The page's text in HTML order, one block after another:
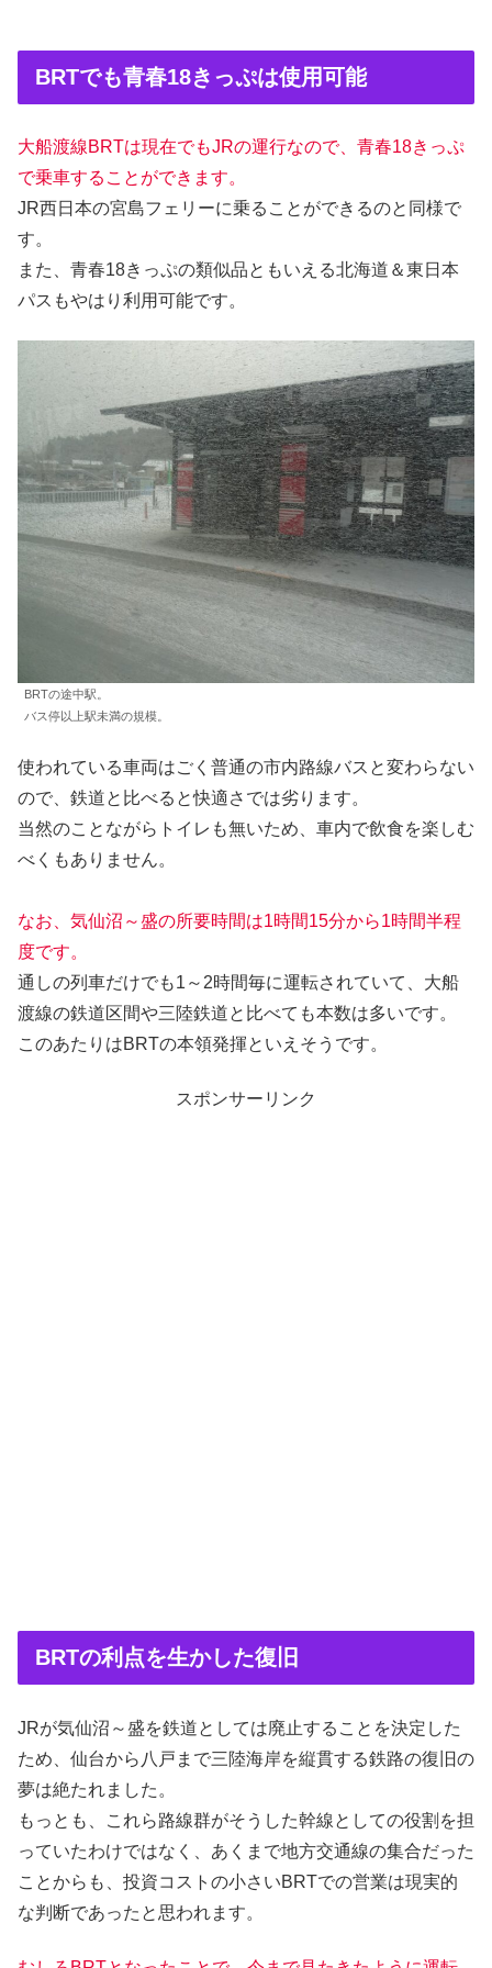
BRTでも青春18きっぷは使用可能
大船渡線BRTは現在でもJRの運行なので、青春18きっぷ
で乗車することができます。
JR西日本の宮島フェリーに乗ることができるのと同様で
す。
また、青春18きっぷの類似品ともいえる北海道＆東日本
パスもやはり利用可能です。
BRTの途中駅。
バス停以上駅未満の規模。
使われている車両はごく普通の市内路線バスと変わらない
ので、鉄道と比べると快適さでは劣ります。
当然のことながらトイレも無いため、車内で飲食を楽しむ
べくもありません。
なお、気仙沼～盛の所要時間は1時間15分から1時間半程
度です。
通しの列車だけでも1～2時間毎に運転されていて、大船
渡線の鉄道区間や三陸鉄道と比べても本数は多いです。
このあたりはBRTの本領発揮といえそうです。
スポンサーリンク
BRTの利点を生かした復旧
JRが気仙沼～盛を鉄道としては廃止することを決定した
ため、仙台から八戸まで三陸海岸を縦貫する鉄路の復旧の
夢は絶たれました。
もっとも、これら路線群がそうした幹線としての役割を担
っていたわけではなく、あくまで地方交通線の集合だった
ことからも、投資コストの小さいBRTでの営業は現実的
な判断であったと思われます。